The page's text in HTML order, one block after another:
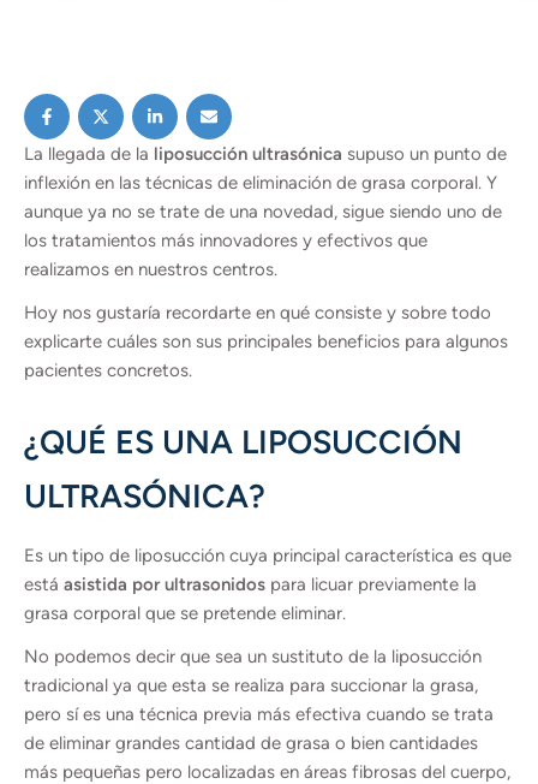
La llegada de la liposucción ultrasónica supuso un punto de
inflexión en las técnicas de eliminación de grasa corporal. Y
aunque ya no se trate de una novedad, sigue siendo uno de
los tratamientos más innovadores y efectivos que
realizamos en nuestros centros.
Hoy nos gustaría recordarte en qué consiste y sobre todo
explicarte cuáles son sus principales beneficios para algunos
pacientes concretos.
¿QUÉ ES UNA LIPOSUCCIÓN
ULTRASÓNICA?
Es un tipo de liposucción cuya principal característica es que
está asistida por ultrasonidos para licuar previamente la
grasa corporal que se pretende eliminar.
No podemos decir que sea un sustituto de la liposucción
tradicional ya que esta se realiza para succionar la grasa,
pero sí es una técnica previa más efectiva cuando se trata
de eliminar grandes cantidad de grasa o bien cantidades
más pequeñas pero localizadas en áreas fibrosas del cuerpo,